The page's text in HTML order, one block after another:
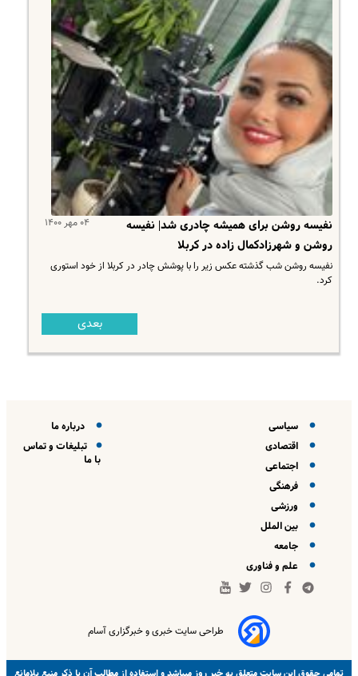
۰۴ مهر ۱۴۰۰
نفیسه روشن برای همیشه چادری شد| نفیسه
روشن و شهرزادکمال زاده در کربلا
نفیسه روشن شب گذشته عکس زیر را با پوشش چادر در کربلا از خود استوری
کرد.
بعدی
سیاسی
اقتصادی
اجتماعی
فرهنگی
ورزشی
بین الملل
جامعه
علم و فناوری
درباره ما
تبلیغات و تماس
با ما
طراحی سایت خبری و خبرگزاری آسام